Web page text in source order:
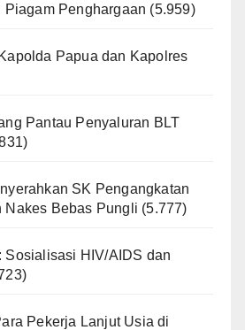
Penghargaan (5.959)
Papua dan Kapolres
Pantau Penyaluran BLT
SK Pengangkatan
Nakes Bebas Pungli (5.777)
Sosialisasi HIV/AIDS dan
Pekerja Lanjut Usia di